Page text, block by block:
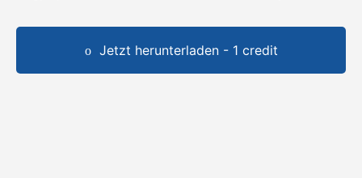
Jetzt herunterladen - 1 credit